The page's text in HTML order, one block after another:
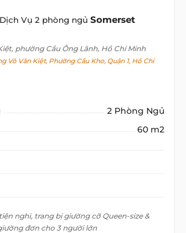
Vụ 2 phòng ngủ Somerset
, phường Cầu Ông Lãnh, Hồ Chí Minh
Võ Văn Kiệt, Phường Cầu Kho, Quận 1, Hồ Chí
2 Phòng Ngủ
60 m2
nghi, trang bị giường cỡ Queen-size &
đơn cho 3 người lớn